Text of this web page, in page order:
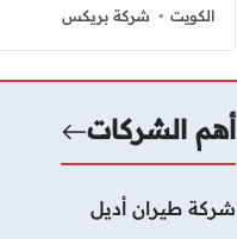
الكويت شركة بريكس
أهم الشركات
شركة طيران أديل